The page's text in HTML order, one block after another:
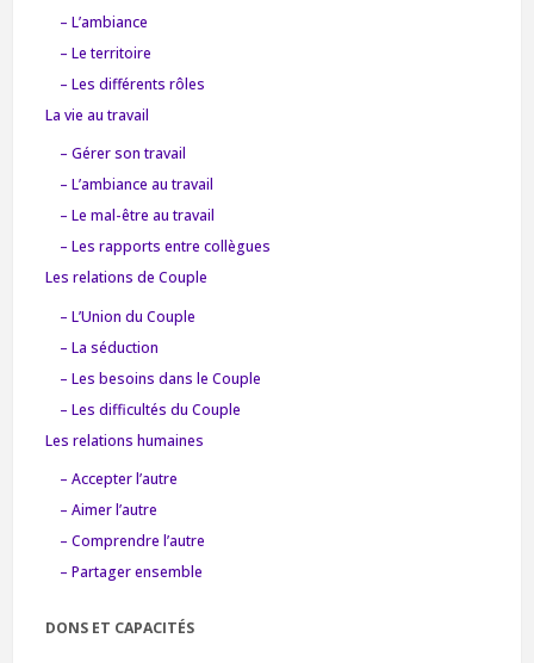
– L’ambiance
– Le territoire
– Les différents rôles
La vie au travail
– Gérer son travail
– L’ambiance au travail
– Le mal-être au travail
– Les rapports entre collègues
Les relations de Couple
– L’Union du Couple
– La séduction
– Les besoins dans le Couple
– Les difficultés du Couple
Les relations humaines
– Accepter l’autre
– Aimer l’autre
– Comprendre l’autre
– Partager ensemble
DONS ET CAPACITÉS